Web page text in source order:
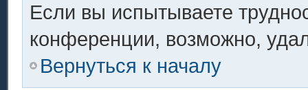
Если вы испытываете
конференции, возможно,
Вернуться к началу